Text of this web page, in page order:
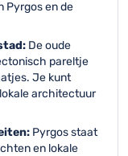
Pyrgos en de
De oude
pareltje
Je kunt
architectuur
Pyrgos staat
en lokale